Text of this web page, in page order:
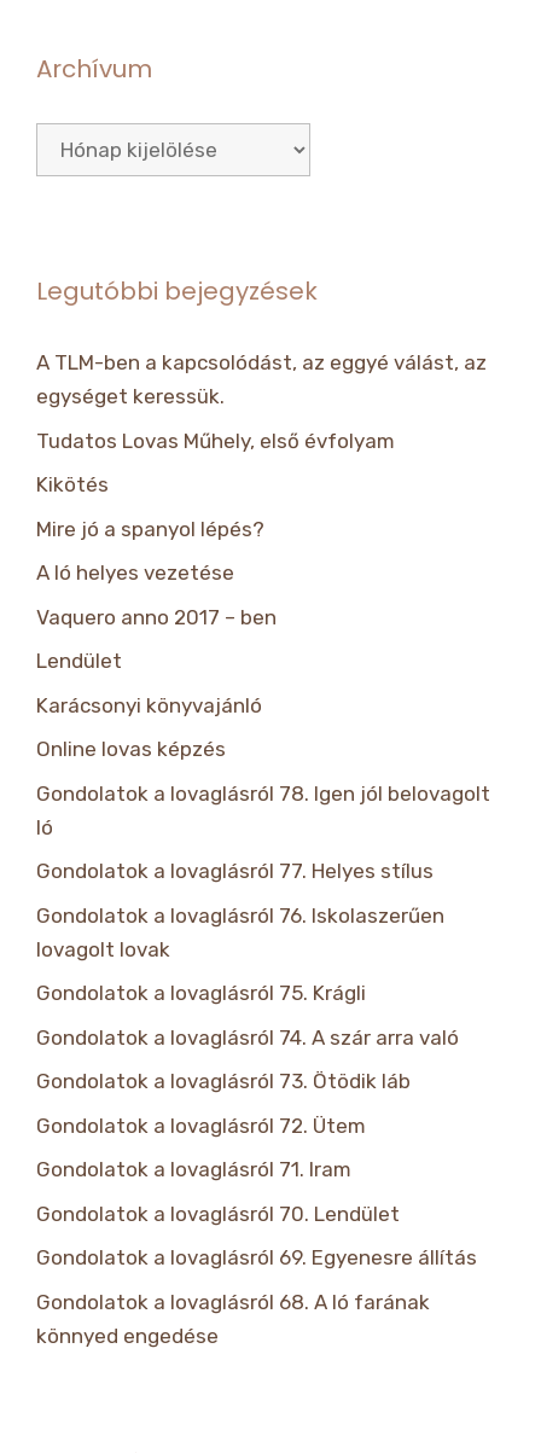
Archívum
Archívum
Legutóbbi bejegyzések
A TLM-ben a kapcsolódást, az eggyé válást, az
egységet keressük.
Tudatos Lovas Műhely, első évfolyam
Kikötés
Mire jó a spanyol lépés?
A ló helyes vezetése
Vaquero anno 2017 – ben
Lendület
Karácsonyi könyvajánló
Online lovas képzés
Gondolatok a lovaglásról 78. Igen jól belovagolt
ló
Gondolatok a lovaglásról 77. Helyes stílus
Gondolatok a lovaglásról 76. Iskolaszerűen
lovagolt lovak
Gondolatok a lovaglásról 75. Krágli
Gondolatok a lovaglásról 74. A szár arra való
Gondolatok a lovaglásról 73. Ötödik láb
Gondolatok a lovaglásról 72. Ütem
Gondolatok a lovaglásról 71. Iram
Gondolatok a lovaglásról 70. Lendület
Gondolatok a lovaglásról 69. Egyenesre állítás
Gondolatok a lovaglásról 68. A ló farának
könnyed engedése